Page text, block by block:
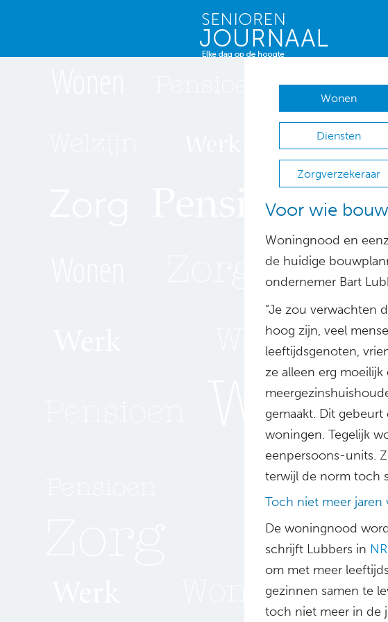
Wonen
Diensten
Zorgverzekeraar
Voor wie
Woningnood en
de huidige
ondernemer Bart
“Je zou verwachten
hoog zijn, veel
leeftijdsgenoten,
ze alleen erg
gemaakt. Dit
woningen. Tegelijk
eenpersoons-units.
terwijl de norm toch
Toch niet meer jaren
De woningnood
schrijft Lubbers in
om met meer
gezinnen samen te
toch niet meer in de